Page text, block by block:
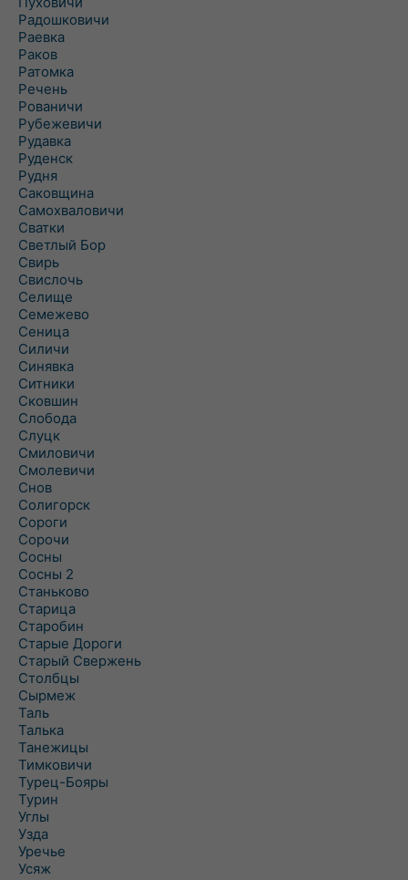
Радошковичи
Раевка
Раков
Ратомка
Речень
Рованичи
Рубежевичи
Рудавка
Руденск
Рудня
Саковщина
Самохваловичи
Сватки
Светлый Бор
Свирь
Свислочь
Селище
Семежево
Сеница
Силичи
Синявка
Ситники
Сковшин
Слобода
Слуцк
Смиловичи
Смолевичи
Снов
Солигорск
Сороги
Сорочи
Сосны
Сосны 2
Станьково
Старица
Старобин
Старые Дороги
Старый Свержень
Столбцы
Сырмеж
Таль
Талька
Танежицы
Тимковичи
Турец-Бояры
Турин
Углы
Узда
Уречье
Усяж